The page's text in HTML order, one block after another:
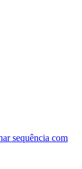
sequência com